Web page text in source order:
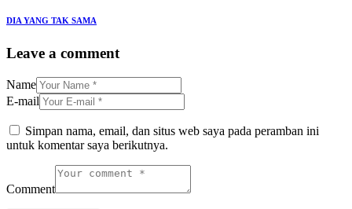
DIA YANG TAK SAMA
Leave a comment
Name
E-mail
Simpan nama, email, dan situs web saya pada peramban ini
untuk komentar saya berikutnya.
Comment